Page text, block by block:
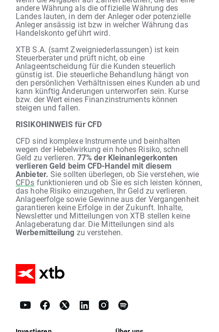
andere Währung als die offizielle Währung des
Landes lauten, in dem der Anleger oder potenzielle
Anleger ansässig ist bzw in welcher Währung das
Handelskonto geführt wird.
XTB S.A. (samt Zweigniederlassungen) ist kein
Steuerberater und prüft nicht, ob eine
Anlageentscheidung für die Kunden steuerlich
günstig ist. Die steuerliche Behandlung hängt von
den persönlichen Verhältnissen eines Kunden ab und
kann künftig Änderungen unterworfen sein. Kurse
bzw. der Wert eines Finanzinstruments können
steigen und fallen.
RISIKOHINWEIS für CFD
CFD sind komplexe Instrumente und beinhalten
wegen der Hebelwirkung ein hohes Risiko, schnell
Geld zu verlieren. 77% der Kleinanlegerkonten
verlieren Geld beim CFD-Handel mit diesem
Anbieter. Sie sollten überlegen, ob Sie verstehen, wie
CFDs funktionieren und ob Sie es sich leisten können,
das hohe Risiko einzugehen, Ihr Geld zu verlieren.
Anlageerfolge sowie Gewinne aus der Vergangenheit
garantieren keine Erfolge in der Zukunft. Inhalte,
Newsletter und Mitteilungen von XTB stellen keine
Anlageberatung dar. Die Mitteilungen sind als
Werbemitteilung zu verstehen.